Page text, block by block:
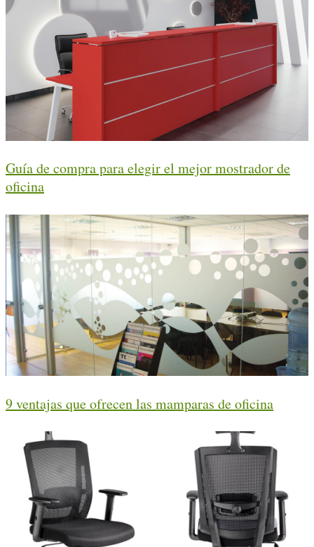
Guía de compra para elegir el mejor mostrador de
oficina
9 ventajas que ofrecen las mamparas de oficina